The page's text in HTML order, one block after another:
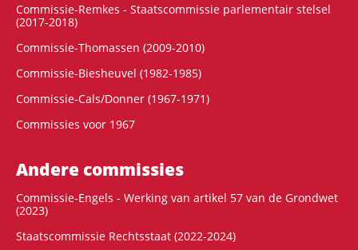
Commissie-Remkes - Staatscommissie parlementair stelsel
(2017-2018)
Commissie-Thomassen (2009-2010)
Commissie-Biesheuvel (1982-1985)
Commissie-Cals/Donner (1967-1971)
Commissies voor 1967
Andere commissies
Commissie-Engels - Werking van artikel 57 van de Grondwet
(2023)
Staatscommissie Rechtsstaat (2022-2024)